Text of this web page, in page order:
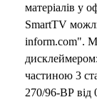
матеріалів у
SmartTV
inform.com".
частиною 3
270/96-ВР від